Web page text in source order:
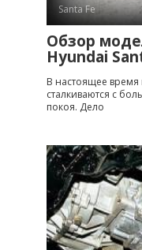
Santa Fe
Обзор
Hyundai
В настоящее
сталкиваются с
покоя. Дело